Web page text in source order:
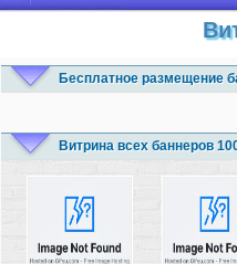
Бесплатное размещение
Витрина всех баннеров